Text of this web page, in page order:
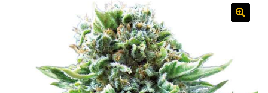
PROMOCJE 1+1